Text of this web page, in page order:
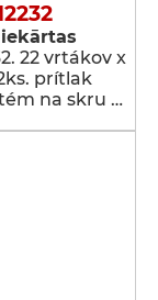
22 vrtákov x
prítlak
na skru …